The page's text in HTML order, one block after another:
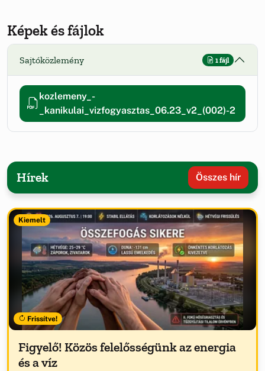
Képek és fájlok
Sajtóközlemény 1 fájl
kozlemeny_-
_kanikulai_vizfogyasztas_06.23_v2_(002)-2
Hírek Összes hír
Kiemelt
Frissítve!
Figyelő! Közös felelősségünk az energia
és a víz